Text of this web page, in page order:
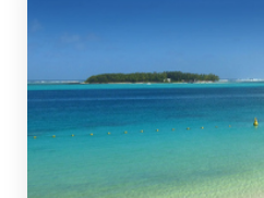
breezes”, parks,